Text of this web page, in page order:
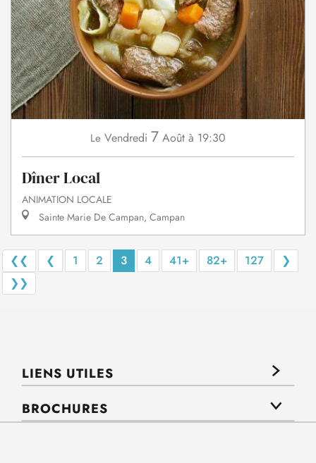
Le Vendredi 7 Août à 19:30
Dîner Local
ANIMATION LOCALE
Sainte Marie De Campan, Campan
❮❮ ❮ 1 2 3 4 41+ 82+ 127
❯
❯❯
LIENS UTILES
BROCHURES